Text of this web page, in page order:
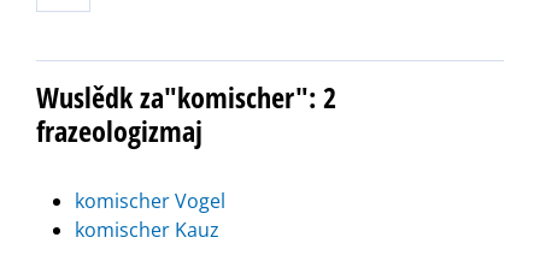
Wuslědk za"komischer": 2
frazeologizmaj
komischer Vogel
komischer Kauz